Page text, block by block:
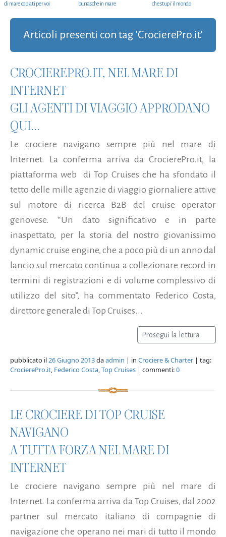
di mare copiati per voi
burrasche in mare
che stupi' il mondo
Articoli presenti con tag 'CrocierePro.it'
CROCIEREPRO.IT, NEL MARE DI
INTERNET
GLI AGENTI DI VIAGGIO APPRODANO
QUI...
Le crociere navigano sempre più nel mare di
Internet. La conferma arriva da CrocierePro.it, la
piattaforma web di Top Cruises che ha sfondato il
tetto delle mille agenzie di viaggio giornaliere attive
sul motore di ricerca B2B del cruise operator
genovese. “Un dato significativo e in parte
inaspettato, per la storia del nostro giovanissimo
dynamic cruise engine, che a poco più di un anno dal
lancio sul mercato continua a collezionare record in
termini di registrazioni e di volume complessivo di
utilizzo del sito”, ha commentato Federico Costa,
direttore generale di Top Cruises...
Prosegui la lettura
pubblicato il26 Giugno 2013daadmin | in Crociere & Charter | tag:
CrocierePro.it, Federico Costa,Top Cruises | commenti:0
LE CROCIERE DI TOP CRUISE
NAVIGANO
A TUTTA FORZA NEL MARE DI
INTERNET
Le crociere navigano sempre più nel mare di
Internet. La conferma arriva da Top Cruises, dal 2002
partner sul mercato italiano di compagnie di
navigazione che operano nei mari di tutto il mondo